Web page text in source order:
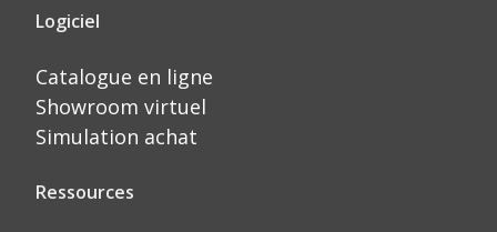
Logiciel
Catalogue en ligne
Showroom virtuel
Simulation achat
Ressources